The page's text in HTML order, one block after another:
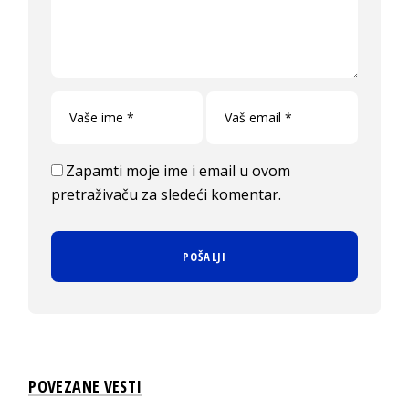
Zapamti moje ime i email u ovom
pretraživaču za sledeći komentar.
POVEZANE VESTI